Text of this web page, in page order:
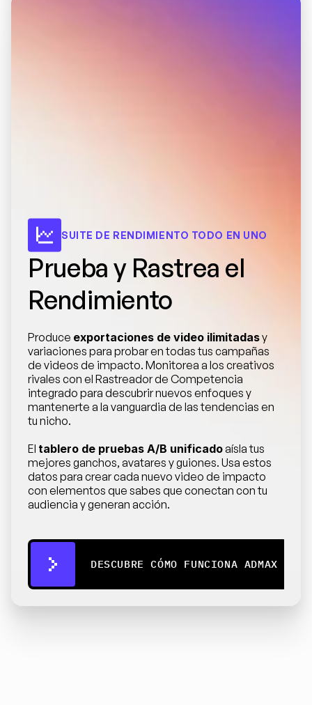
SUITE DE RENDIMIENTO TODO EN UNO
Prueba y Rastrea el
Rendimiento
Produce exportaciones de video ilimitadas y
variaciones para probar en todas tus campañas
de videos de impacto. Monitorea a los creativos
rivales con el Rastreador de Competencia
integrado para descubrir nuevos enfoques y
mantenerte a la vanguardia de las tendencias en
tu nicho.
El tablero de pruebas A/B unificado aísla tus
mejores ganchos, avatares y guiones. Usa estos
datos para crear cada nuevo video de impacto
con elementos que sabes que conectan con tu
audiencia y generan acción.
DESCUBRE CÓMO FUNCIONA ADMAX